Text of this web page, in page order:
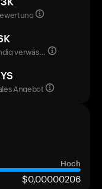
Vollständig verwässerte Bewertung
Angebot
Hoch
$0,00000206